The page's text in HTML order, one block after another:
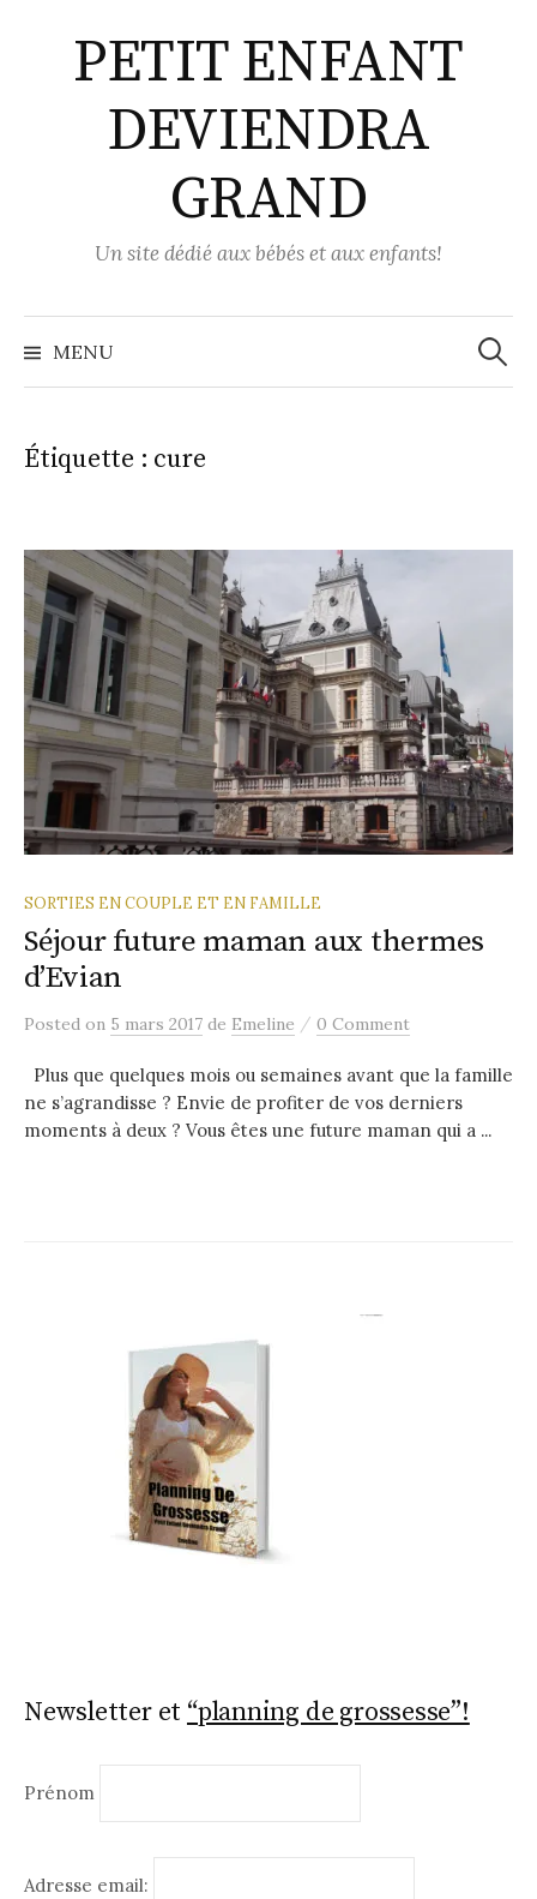
contenuPETIT ENFANT
DEVIENDRA
GRAND
Un site dédié aux bébés et aux enfants!
MENU
Étiquette : cure
SORTIES EN COUPLE ET EN FAMILLE
Séjour future maman aux thermes
d’Evian
Posted on 5 mars 2017 de Emeline / 0 Comment
Plus que quelques mois ou semaines avant que la famille
ne s’agrandisse ? Envie de profiter de vos derniers
moments à deux ? Vous êtes une future maman qui a ...
Newsletter et “planning de grossesse”!
Prénom
Adresse email: